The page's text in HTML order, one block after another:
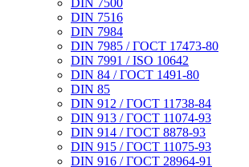
DIN 7500
DIN 7516
DIN 7984
DIN 7985 / ГОСТ 17473-80
DIN 7991 / ISO 10642
DIN 84 / ГОСТ 1491-80
DIN 85
DIN 912 / ГОСТ 11738-84
DIN 913 / ГОСТ 11074-93
DIN 914 / ГОСТ 8878-93
DIN 915 / ГОСТ 11075-93
DIN 916 / ГОСТ 28964-91